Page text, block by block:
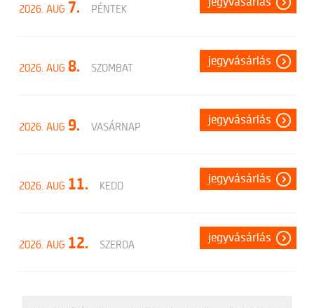
2026. AUG 7. PÉNTEK
2026. AUG 8. SZOMBAT
jegyvásárlás
2026. AUG 9. VASÁRNAP
jegyvásárlás
2026. AUG 11. KEDD
jegyvásárlás
2026. AUG 12. SZERDA
jegyvásárlás